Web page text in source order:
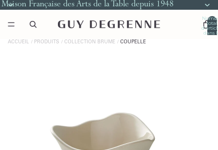
Maison Française des Arts de la Table depuis 1948
total
dans
ACCUEIL PRODUITS COLLECTION BRUME COUPELLE